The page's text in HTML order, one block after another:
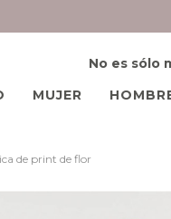
No es sólo
MUJER
de print de flor